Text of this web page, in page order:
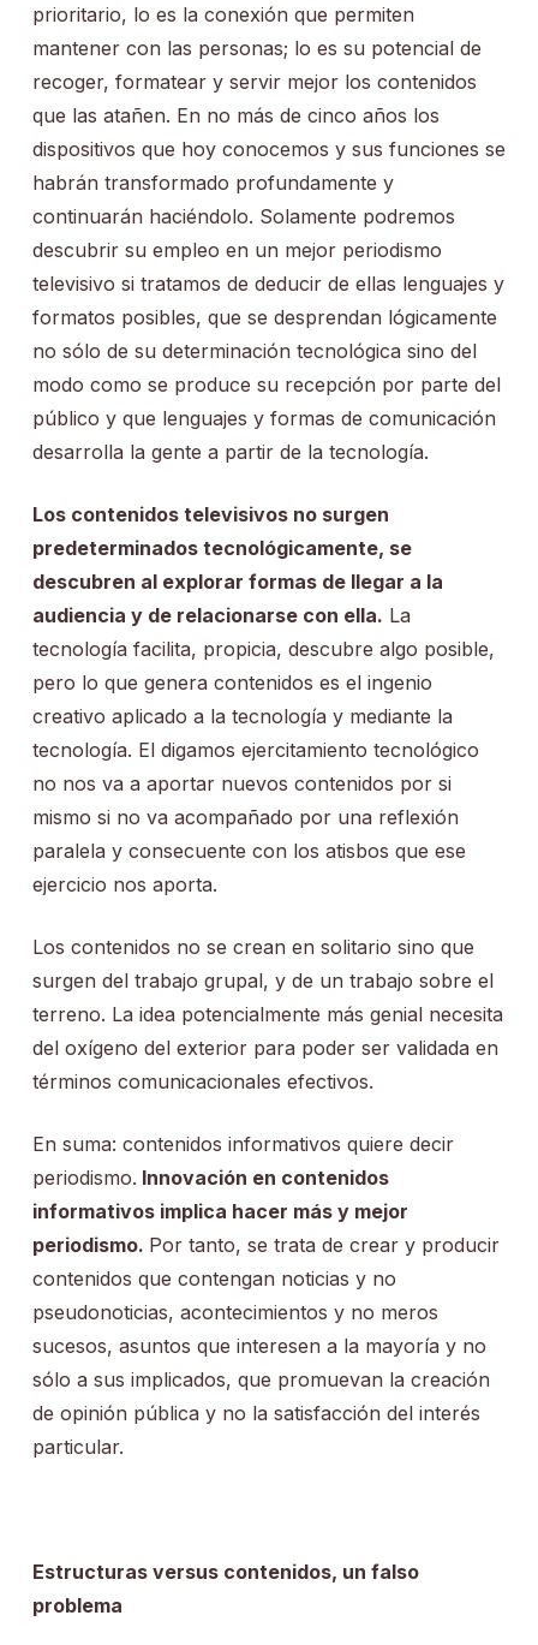
prioritario, lo es la conexión que permiten
mantener con las personas; lo es su potencial de
recoger, formatear y servir mejor los contenidos
que las atañen. En no más de cinco años los
dispositivos que hoy conocemos y sus funciones se
habrán transformado profundamente y
continuarán haciéndolo. Solamente podremos
descubrir su empleo en un mejor periodismo
televisivo si tratamos de deducir de ellas lenguajes y
formatos posibles, que se desprendan lógicamente
no sólo de su determinación tecnológica sino del
modo como se produce su recepción por parte del
público y que lenguajes y formas de comunicación
desarrolla la gente a partir de la tecnología.
Los contenidos televisivos no surgen
predeterminados tecnológicamente, se
descubren al explorar formas de llegar a la
audiencia y de relacionarse con ella. La
tecnología facilita, propicia, descubre algo posible,
pero lo que genera contenidos es el ingenio
creativo aplicado a la tecnología y mediante la
tecnología. El digamos ejercitamiento tecnológico
no nos va a aportar nuevos contenidos por si
mismo si no va acompañado por una reflexión
paralela y consecuente con los atisbos que ese
ejercicio nos aporta.
Los contenidos no se crean en solitario sino que
surgen del trabajo grupal, y de un trabajo sobre el
terreno. La idea potencialmente más genial necesita
del oxígeno del exterior para poder ser validada en
términos comunicacionales efectivos.
En suma: contenidos informativos quiere decir
periodismo. Innovación en contenidos
informativos implica hacer más y mejor
periodismo. Por tanto, se trata de crear y producir
contenidos que contengan noticias y no
pseudonoticias, acontecimientos y no meros
sucesos, asuntos que interesen a la mayoría y no
sólo a sus implicados, que promuevan la creación
de opinión pública y no la satisfacción del interés
particular.
Estructuras versus contenidos, un falso
problema